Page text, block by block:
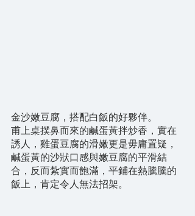
金沙嫩豆腐，搭配白飯的好夥伴。
甫上桌撲鼻而來的鹹蛋黃拌炒香，實在
誘人，雞蛋豆腐的滑嫩更是毋庸置疑，
鹹蛋黃的沙狀口感與嫩豆腐的平滑結
合，反而紮實而飽滿，平鋪在熱騰騰的
飯上，肯定令人無法招架。